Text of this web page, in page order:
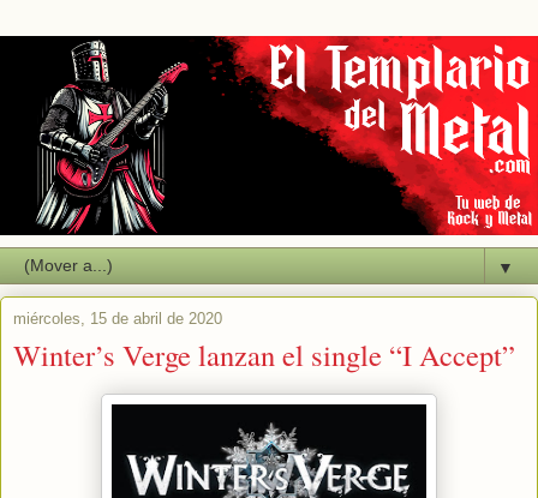
▼
miércoles, 15 de abril de 2020
Winter’s Verge lanzan el single “I Accept”